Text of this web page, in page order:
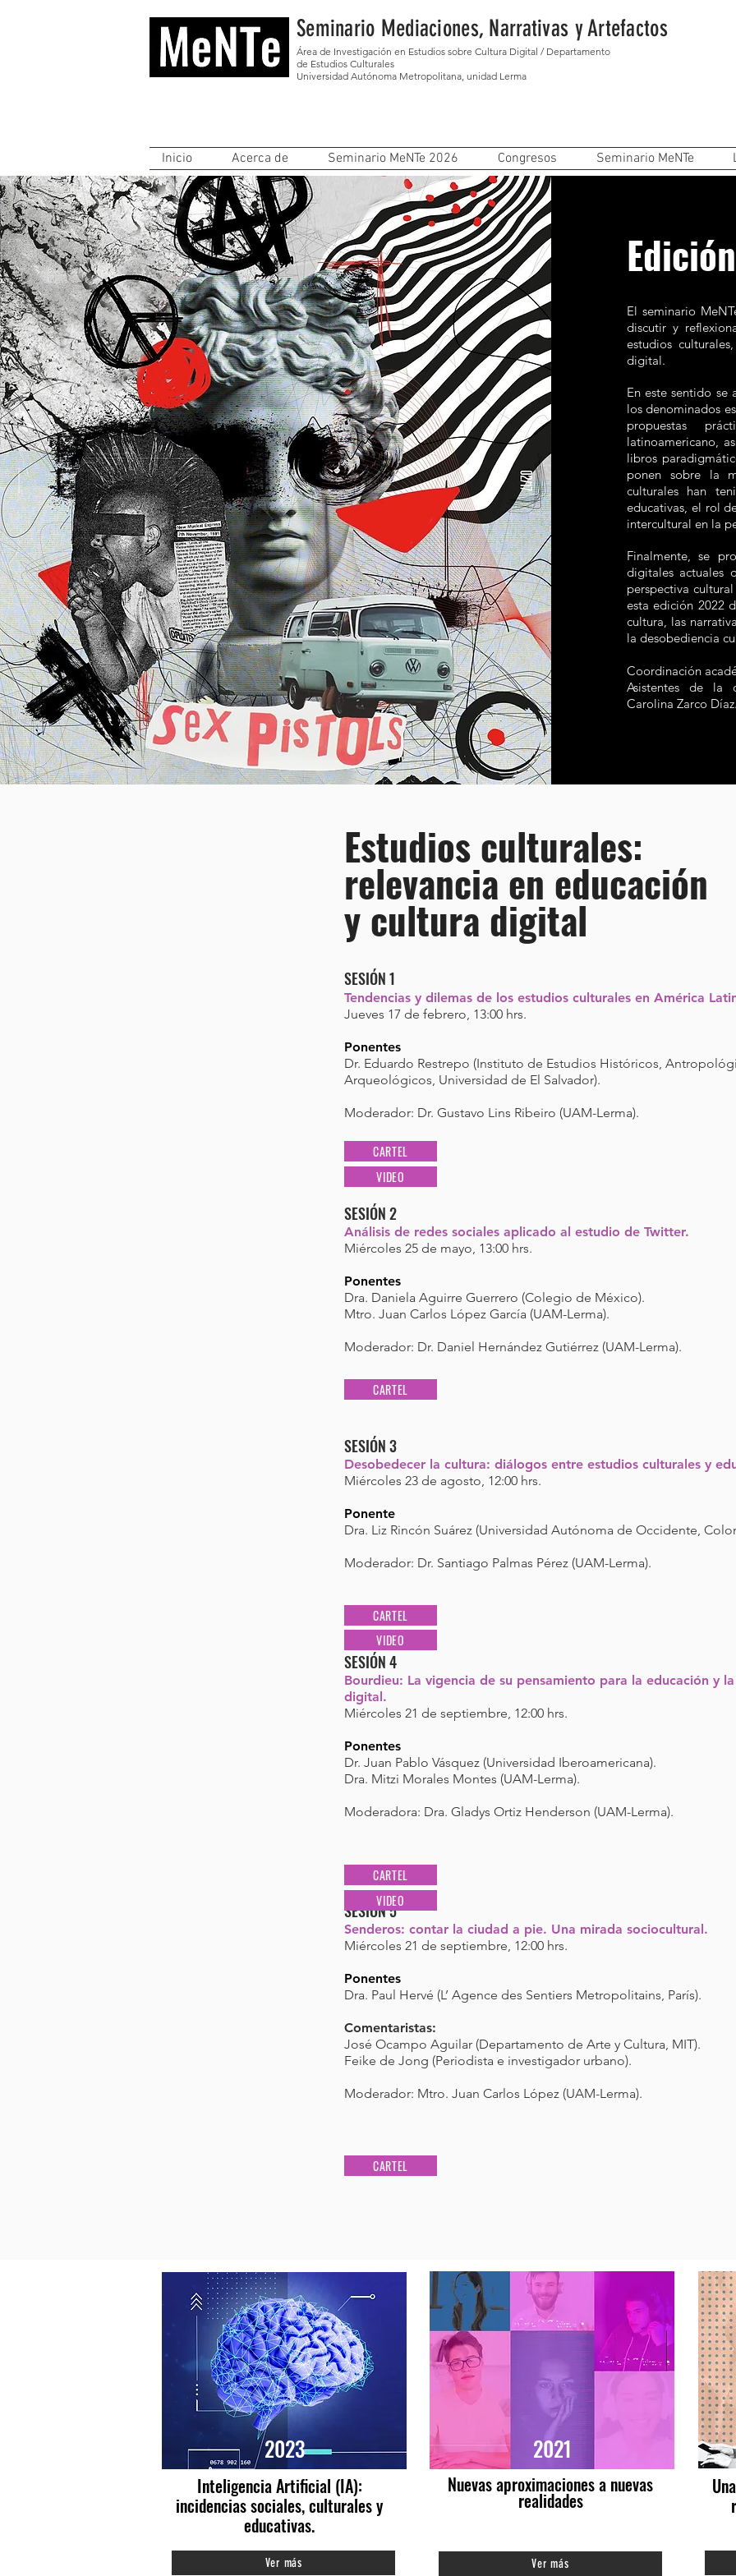
Seminario Mediaciones, Narrativas y Artefactos
Área de Investigación en Estudios sobre Cultura Digital / Departamento
de Estudios Culturales
Universidad Autónoma Metropolitana, unidad Lerma
Inicio Acerca de Seminario MeNTe 2026 Congresos Seminario MeNTe
El seminario
discutir y
estudios
digital.
En este sentido se
los denominados
propuestas
latinoamericano,
libros
ponen sobre la
culturales han
educativas, el rol
intercultural en la
Finalmente, se
digitales actuales
perspectiva
esta edición 2022
cultura, las
la desobediencia
Coordinación
Asistentes de la
Carolina Zarco Díaz.
Estudios culturales:
relevancia en educación
y cultura digital
SESIÓN 1
Tendencias y dilemas de los estudios culturales en América
Jueves 17 de febrero, 13:00 hrs.
Ponentes
Dr. Eduardo Restrepo (Instituto de Estudios Históricos,
Arqueológicos, Universidad de El Salvador).
Moderador: Dr. Gustavo Lins Ribeiro (UAM-Lerma).
SESIÓN 2
Análisis de redes sociales aplicado al estudio de Twitter.
Miércoles 25 de mayo, 13:00 hrs.
Ponentes
Dra. Daniela Aguirre Guerrero (Colegio de México).
Mtro. Juan Carlos López García (UAM-Lerma).
Moderador: Dr. Daniel Hernández Gutiérrez (UAM-Lerma).
SESIÓN 3
Desobedecer la cultura: diálogos entre estudios culturales y
Miércoles 23 de agosto, 12:00 hrs.
Ponente
Dra. Liz Rincón Suárez (Universidad Autónoma de Occidente,
Moderador: Dr. Santiago Palmas Pérez (UAM-Lerma).
SESIÓN 4
Bourdieu: La vigencia de su pensamiento para la educación y
digital.
Miércoles 21 de septiembre, 12:00 hrs.
Ponentes
Dr. Juan Pablo Vásquez (Universidad Iberoamericana).
Dra. Mitzi Morales Montes (UAM-Lerma).
Moderadora: Dra. Gladys Ortiz Henderson (UAM-Lerma).
SESIÓN 5
Senderos: contar la ciudad a pie. Una mirada sociocultural.
Miércoles 21 de septiembre, 12:00 hrs.
Ponentes
Dra. Paul Hervé (L’ Agence des Sentiers Metropolitains, París).
Comentaristas:
José Ocampo Aguilar (Departamento de Arte y Cultura, MIT).
Feike de Jong (Periodista e investigador urbano).
Moderador: Mtro. Juan Carlos López (UAM-Lerma).
CARTEL
CARTEL
CARTEL
CARTEL
VIDEO
VIDEO
VIDEO
CARTEL
2023
Inteligencia Artificial (IA):
incidencias sociales, culturales y
educativas.
Ver más
2021
Nuevas aproximaciones a nuevas
realidades
Ver más